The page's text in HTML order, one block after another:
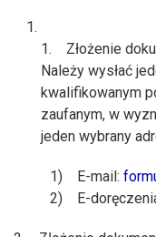
1. Złożenie
Należy wysłać
kwalifikowanym
zaufanym, w
jeden wybrany
1) E-mail:
2) E-